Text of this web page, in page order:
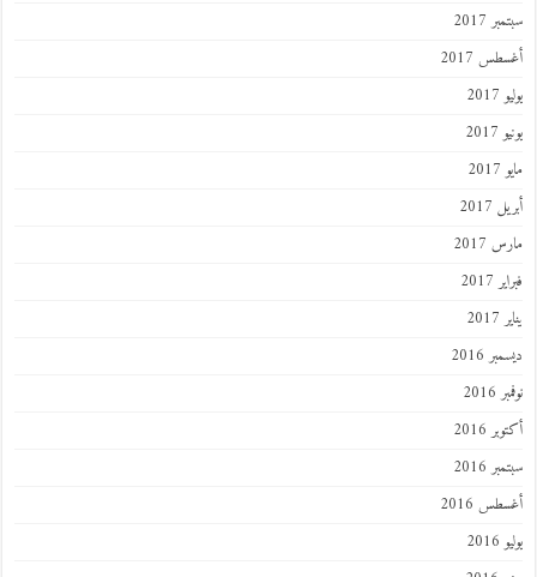
سبتمبر 2017
أغسطس 2017
يوليو 2017
يونيو 2017
مايو 2017
أبريل 2017
مارس 2017
فبراير 2017
يناير 2017
ديسمبر 2016
نوفمبر 2016
أكتوبر 2016
سبتمبر 2016
أغسطس 2016
يوليو 2016